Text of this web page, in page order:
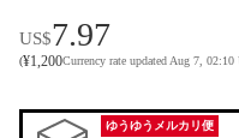
US$7.97
(¥1,200Currency rate updated Aug 7, 02:10
ゆうゆうメルカリ便